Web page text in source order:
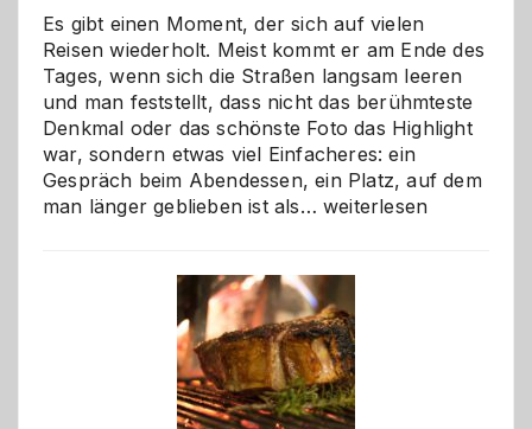
Es gibt einen Moment, der sich auf vielen
Reisen wiederholt. Meist kommt er am Ende des
Tages, wenn sich die Straßen langsam leeren
und man feststellt, dass nicht das berühmteste
Denkmal oder das schönste Foto das Highlight
war, sondern etwas viel Einfacheres: ein
Gespräch beim Abendessen, ein Platz, auf dem
man länger geblieben ist als… Als
–
die
Gelegenheit,
neue
Reiseziele
zu
weiterlesen